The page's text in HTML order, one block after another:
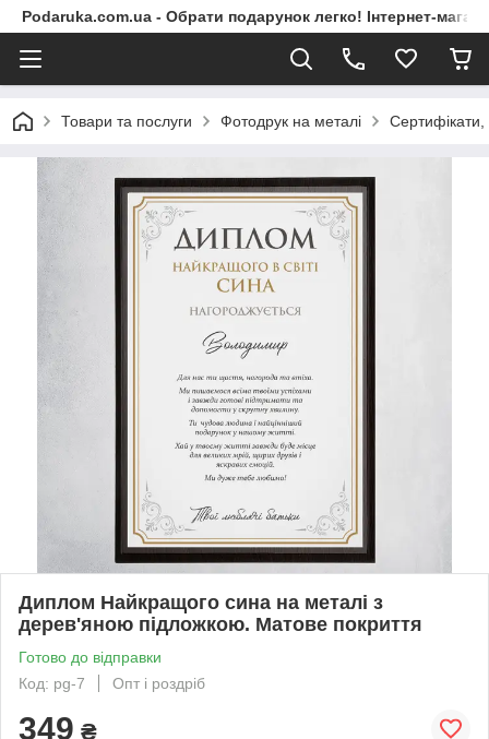
Podaruka.com.ua - Обрати подарунок легко! Інтернет-
Товари та послуги Фотодрук на металі
Диплом Найкращого сина на металі з
дерев'яною підложкою. Матове покриття
Готово до відправки
Код: pg-7
Опт і роздріб
349 ₴